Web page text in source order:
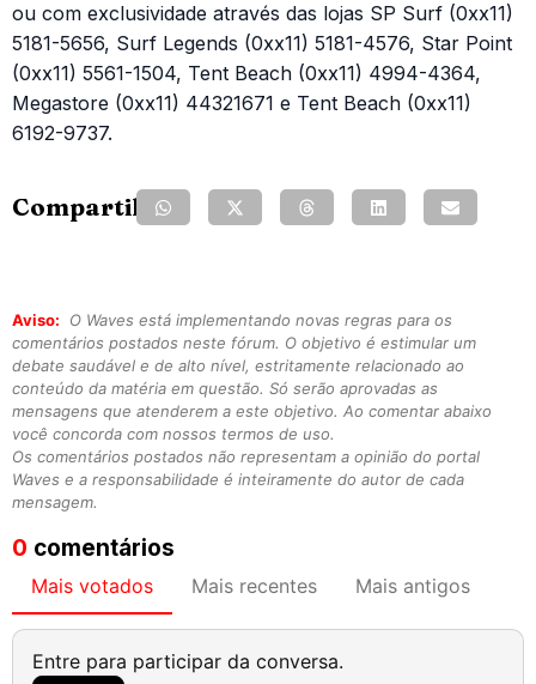
ou com exclusividade através das lojas SP Surf (0xx11)
5181-5656, Surf Legends (0xx11) 5181-4576, Star Point
(0xx11) 5561-1504, Tent Beach (0xx11) 4994-4364,
Megastore (0xx11) 44321671 e Tent Beach (0xx11)
6192-9737.
Compartilhe:
Aviso:
O Waves está implementando novas regras para os
comentários postados neste fórum. O objetivo é estimular um
debate saudável e de alto nível, estritamente relacionado ao
conteúdo da matéria em questão. Só serão aprovadas as
mensagens que atenderem a este objetivo. Ao comentar abaixo
você concorda com nossos termos de uso.
Os comentários postados não representam a opinião do portal
Waves e a responsabilidade é inteiramente do autor de cada
mensagem.
0 comentários
Mais votados Mais recentes Mais antigos
Entre para participar da conversa.